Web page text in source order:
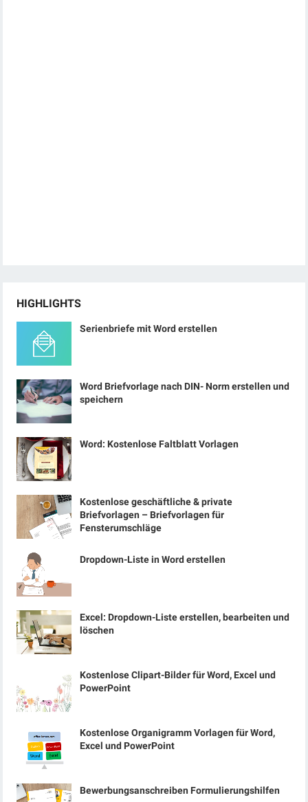
HIGHLIGHTS
Serienbriefe mit Word erstellen
Word Briefvorlage nach DIN- Norm erstellen und
speichern
Word: Kostenlose Faltblatt Vorlagen
Kostenlose geschäftliche & private
Briefvorlagen – Briefvorlagen für
Fensterumschläge
Dropdown-Liste in Word erstellen
Excel: Dropdown-Liste erstellen, bearbeiten und
löschen
Kostenlose Clipart-Bilder für Word, Excel und
PowerPoint
Kostenlose Organigramm Vorlagen für Word,
Excel und PowerPoint
Bewerbungsanschreiben Formulierungshilfen